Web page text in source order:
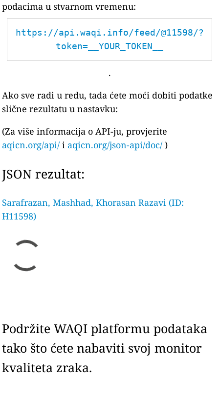
podacima u stvarnom vremenu:
https://api.waqi.info/feed/@11598/?
token=__YOUR_TOKEN__
.
Ako sve radi u redu, tada ćete moći dobiti podatke
slične rezultatu u nastavku:
(Za više informacija o API-ju, provjerite
aqicn.org/api/ i aqicn.org/json-api/doc/ )
JSON rezultat:
Sarafrazan, Mashhad, Khorasan Razavi (ID:
H11598)
Podržite WAQI platformu podataka
tako što ćete nabaviti svoj monitor
kvaliteta zraka.